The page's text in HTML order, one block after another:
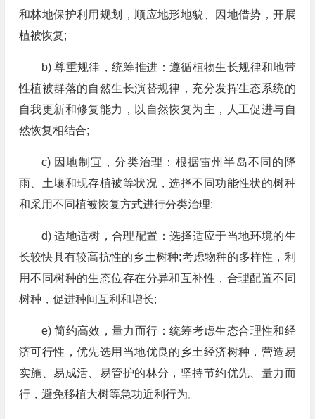
和林地保护利用规划，顺应地形地貌、因地借势，开展
植被恢复;
b) 尊重规律，统筹推进：遵循植物生长规律和地带
性植被群落的自然生长演替规律，充分发挥生态系统的
自我更新和修复能力，以自然恢复为主，人工促进与自
然恢复相结合;
c) 因地制宜，分类治理：根据雷州半岛不同的降
雨、土壤和现存植被等状况，选择不同功能性状的树种
和采用不同植被恢复方式进行分类治理;
d) 适地适树，合理配置：选择适应于当地环境的生
长较快具有较高抗性的乡土树种;考虑物种的多样性，利
用不同树种的生态位存在分异和互补性，合理配置不同
树种，促进种间互利和增长;
e) 简约高效，量力而行：统筹考虑生态合理性和经
济可行性，优先选用当地优良的乡土经济树种，营造易
实施、易成活、易管护的林分，坚持节约优先、量力而
行，避免移植大树等急功近利行为。